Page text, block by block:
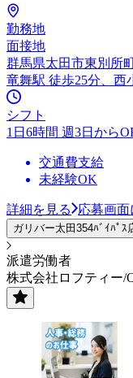
勤務地
面接地
群馬県太田市東別所
竜舞駅 徒歩25分、西
シフト
1日6時間 週3日から
交通費支給
未経験OK
詳細を見る 応募画面
ガリバー太田354ﾊﾞｲﾊﾟｽ
派遣労働者
株式会社ロフティー/